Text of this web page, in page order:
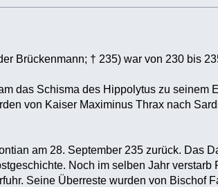
Brückenmann; † 235) war von 230 bis
das Schisma des Hippolytus zu seinem
von Kaiser Maximinus Thrax nach
am 28. September 235 zurück. Das
Noch im selben Jahr
Seine Überreste wurden von Bischof